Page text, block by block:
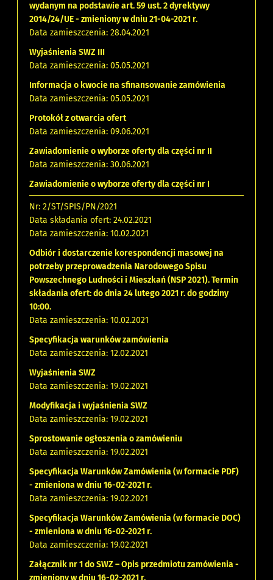
wydanym na podstawie art. 59 ust. 2 dyrektywy
2014/24/UE - zmieniony w dniu 21-04-2021 r.
Data zamieszczenia: 28.04.2021
Wyjaśnienia SWZ III
Data zamieszczenia: 05.05.2021
Informacja o kwocie na sfinansowanie zamówienia
Data zamieszczenia: 05.05.2021
Protokół z otwarcia ofert
Data zamieszczenia: 09.06.2021
Zawiadomienie o wyborze oferty dla części nr II
Data zamieszczenia: 30.06.2021
Zawiadomienie o wyborze oferty dla części nr I
Nr: 2/ST/SPIS/PN/2021
Data składania ofert: 24.02.2021
Data zamieszczenia: 10.02.2021
Odbiór i dostarczenie korespondencji masowej na
potrzeby przeprowadzenia Narodowego Spisu
Powszechnego Ludności i Mieszkań (NSP 2021). Termin
składania ofert: do dnia 24 lutego 2021 r. do godziny
10:00.
Data zamieszczenia: 10.02.2021
Specyfikacja warunków zamówienia
Data zamieszczenia: 12.02.2021
Wyjaśnienia SWZ
Data zamieszczenia: 19.02.2021
Modyfikacja i wyjaśnienia SWZ
Data zamieszczenia: 19.02.2021
Sprostowanie ogłoszenia o zamówieniu
Data zamieszczenia: 19.02.2021
Specyfikacja Warunków Zamówienia (w formacie PDF)
- zmieniona w dniu 16-02-2021 r.
Data zamieszczenia: 19.02.2021
Specyfikacja Warunków Zamówienia (w formacie DOC)
- zmieniona w dniu 16-02-2021 r.
Data zamieszczenia: 19.02.2021
Załącznik nr 1 do SWZ – Opis przedmiotu zamówienia -